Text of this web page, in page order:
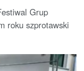
Grup
roku szprotawski